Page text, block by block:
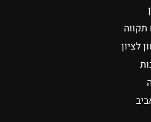
לציון